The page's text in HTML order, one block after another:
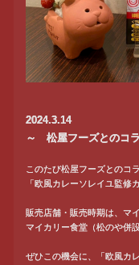
2024.3.14
～ 松屋フーズとのコ
このたび松屋フーズとのコ
「欧風カレーソレイユ監修
販売店舗・販売時期は、マ
マイカリー食堂（松のや併
ぜひこの機会に、「欧風カ